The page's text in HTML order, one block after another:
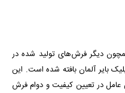
دیگر فرش‌های تولید شده در
100 درصد اکریلیک بایر آلمان بافته شده است. این
در تعیین کیفیت و دوام فرش